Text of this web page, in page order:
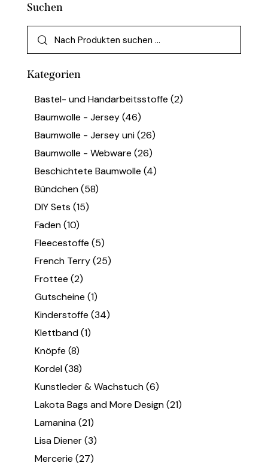
Suchen
Kategorien
Bastel- und Handarbeitsstoffe (2)
Baumwolle - Jersey (46)
Baumwolle - Jersey uni (26)
Baumwolle - Webware (26)
Beschichtete Baumwolle (4)
Bündchen (58)
DIY Sets (15)
Faden (10)
Fleecestoffe (5)
French Terry (25)
Frottee (2)
Gutscheine (1)
Kinderstoffe (34)
Klettband (1)
Knöpfe (8)
Kordel (38)
Kunstleder & Wachstuch (6)
Lakota Bags and More Design (21)
Lamanina (21)
Lisa Diener (3)
Mercerie (27)